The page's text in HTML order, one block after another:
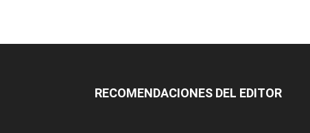
RECOMENDACIONES DEL EDITOR